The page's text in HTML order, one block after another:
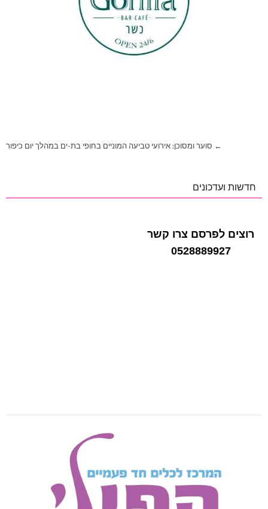
← סוער ומסוכן: אירועי טביעה המוניים בחופי בת-ים במהלך יום כיפור
חדשות ועדכונים
רוצים לפרסם צרו קשר
0528889927